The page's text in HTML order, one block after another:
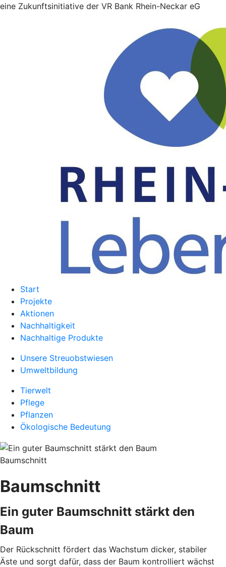
eine Zukunftsinitiative der VR Bank Rhein-Neckar eG
Start
Projekte
Aktionen
Nachhaltigkeit
Nachhaltige Produkte
Unsere Streuobstwiesen
Umweltbildung
Tierwelt
Pflege
Pflanzen
Ökologische Bedeutung
Baumschnitt
Baumschnitt
Ein guter Baumschnitt stärkt den
Baum
Der Rückschnitt fördert das Wachstum dicker, stabiler
Äste und sorgt dafür, dass der Baum kontrolliert wächst